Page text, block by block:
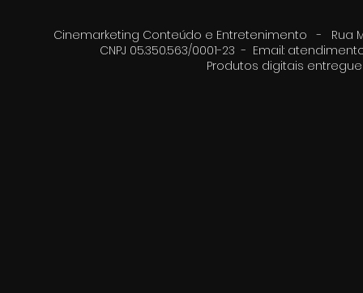
Cinemarketing Conteúdo e Entretenimento - Rua
CNPJ 05.350.563/0001-23 - Email:
Produtos digitais